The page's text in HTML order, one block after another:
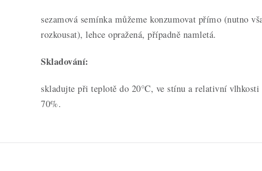
sezamová semínka můžeme konzumovat přímo (nutno
rozkousat), lehce opražená, případně namletá.
Skladování:
skladujte při teplotě do 20°C, ve stínu a relativní vlhkosti
70%.